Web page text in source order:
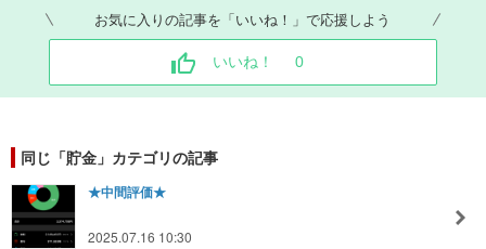
お気に入りの記事を「いいね！」で応援しよう
いいね！ 0
同じ「貯金」カテゴリの記事
★中間評価★
2025.07.16 10:30